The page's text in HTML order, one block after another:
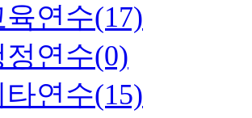
육연수(17)
정연수(0)
타연수(15)